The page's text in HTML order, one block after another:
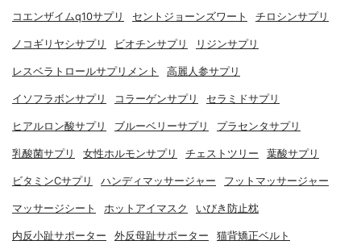
コエンザイムq10サプリ セントジョーンズワート チロシンサプリ
ノコギリヤシサプリ ビオチンサプリ リジンサプリ
レスベラトロールサプリメント 高麗人参サプリ
イソフラボンサプリ コラーゲンサプリ セラミドサプリ
ヒアルロン酸サプリ ブルーベリーサプリ プラセンタサプリ
乳酸菌サプリ 女性ホルモンサプリ チェストツリー 葉酸サプリ
ビタミンCサプリ ハンディマッサージャー フットマッサージャー
マッサージシート ホットアイマスク いびき防止枕
内反小趾サポーター 外反母趾サポーター 猫背矯正ベルト